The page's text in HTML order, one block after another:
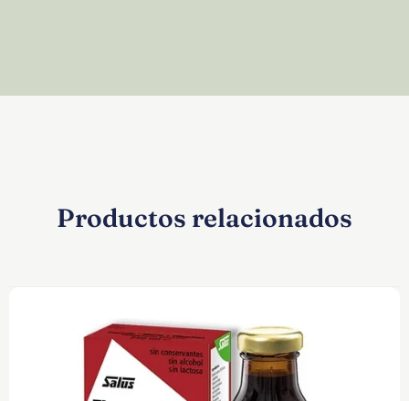
Productos relacionados